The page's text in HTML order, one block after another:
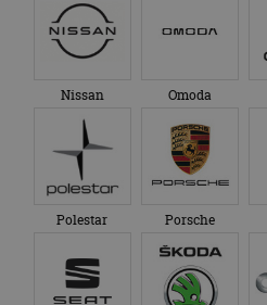
Nissan Omoda
Polestar Porsche